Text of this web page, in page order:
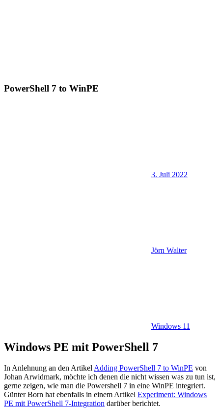
PowerShell 7 to WinPE
3. Juli 2022
Jörn Walter
Windows 11
Windows PE mit PowerShell 7
In Anlehnung an den Artikel Adding PowerShell 7 to WinPE von
Johan Arwidmark, möchte ich denen die nicht wissen was zu tun ist,
gerne zeigen, wie man die Powershell 7 in eine WinPE integriert.
Günter Born hat ebenfalls in einem Artikel Experiment: Windows
PE mit PowerShell 7-Integration darüber berichtet.